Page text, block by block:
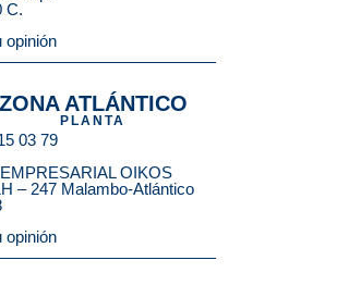
C.
opinión
ZONA ATLÁNTICO
PLANTA
03 79
OIKOS
– 247 Malambo-Atlántico
opinión